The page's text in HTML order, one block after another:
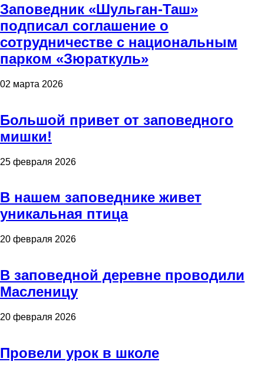
Заповедник «Шульган-Таш»
подписал соглашение о
сотрудничестве с национальным
парком «Зюраткуль»
02 марта 2026
Большой привет от заповедного
мишки!
25 февраля 2026
В нашем заповеднике живет
уникальная птица
20 февраля 2026
В заповедной деревне проводили
Масленицу
20 февраля 2026
Провели урок в школе